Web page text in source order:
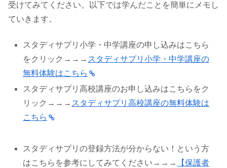
受けてみてください。以下では学んだことを簡単にメモし
ていきます。
スタディサプリ小学・中学講座の申し込みはこちら
をクリック→→→ スタディサプリ小学・中学講座の
無料体験はこちら
スタディサプリ高校講座のお申し込みはこちらをク
リック→→→ スタディサプリ高校講座の無料体験は
こちら
スタディサプリの登録方法が分からない！という方
はこちらを参考にしてみてください→→→
【保護者